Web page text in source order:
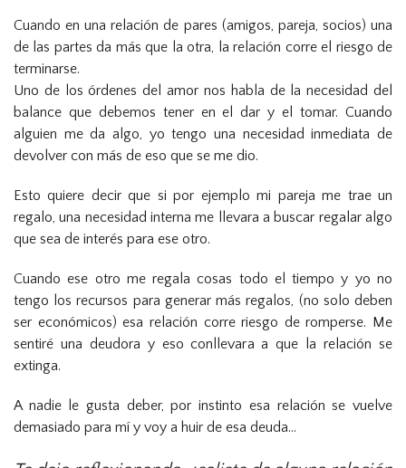
Cuando en una relación de pares (amigos, pareja, socios) una
de las partes da más que la otra, la relación corre el riesgo de
terminarse.
Uno de los órdenes del amor nos habla de la necesidad del
balance que debemos tener en el dar y el tomar. Cuando
alguien me da algo, yo tengo una necesidad inmediata de
devolver con más de eso que se me dio.
Esto quiere decir que si por ejemplo mi pareja me trae un
regalo, una necesidad interna me llevara a buscar regalar algo
que sea de interés para ese otro.
Cuando ese otro me regala cosas todo el tiempo y yo no
tengo los recursos para generar más regalos, (no solo deben
ser económicos) esa relación corre riesgo de romperse. Me
sentiré una deudora y eso conllevara a que la relación se
extinga.
A nadie le gusta deber, por instinto esa relación se vuelve
demasiado para mí y voy a huir de esa deuda…